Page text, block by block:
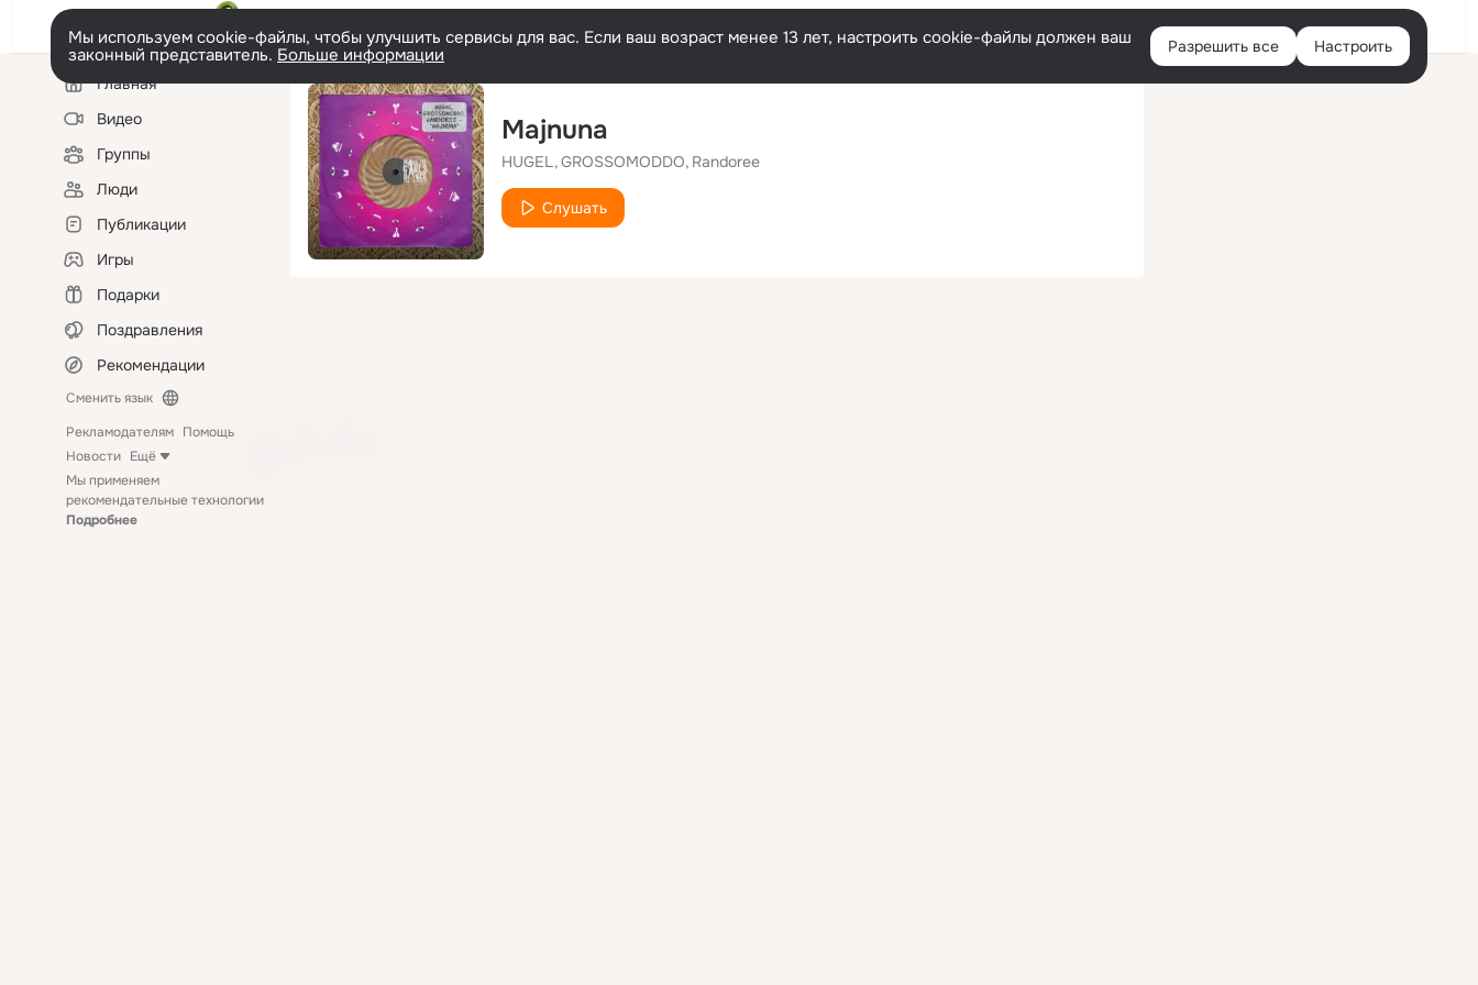
Войти
Мы используем cookie-файлы, чтобы улучшить сервисы для вас. Если ваш возраст менее 13 лет, настроить cookie-файлы должен ваш
законный представитель. Больше информации Разрешить все Настроить
Левая
колонкаГлавная
Видео
Группы
Люди
Публикации
Игры
Подарки
Поздравления
Рекомендации
Сменить язык
Рекламодателям Помощь
Новости Ещё
Мы применяем
рекомендательные технологии
Подробнее
Majnuna
HUGEL GROSSOMODDO Randoree
Слушать